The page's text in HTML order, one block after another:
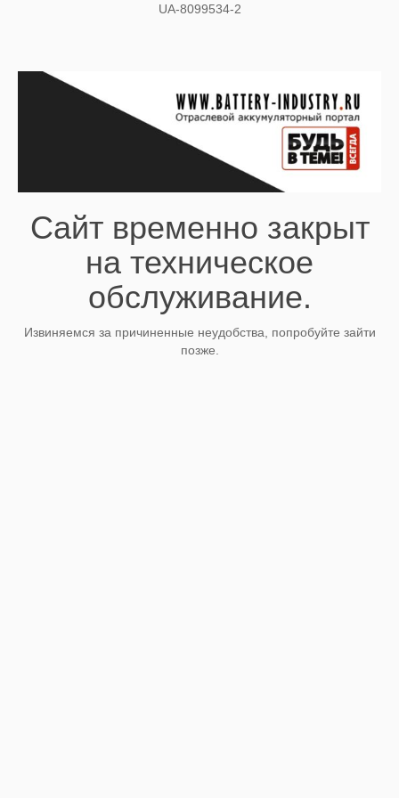
UA-8099534-2
Сайт временно закрыт
на техническое
обслуживание.
Извиняемся за причиненные неудобства, попробуйте зайти
позже.